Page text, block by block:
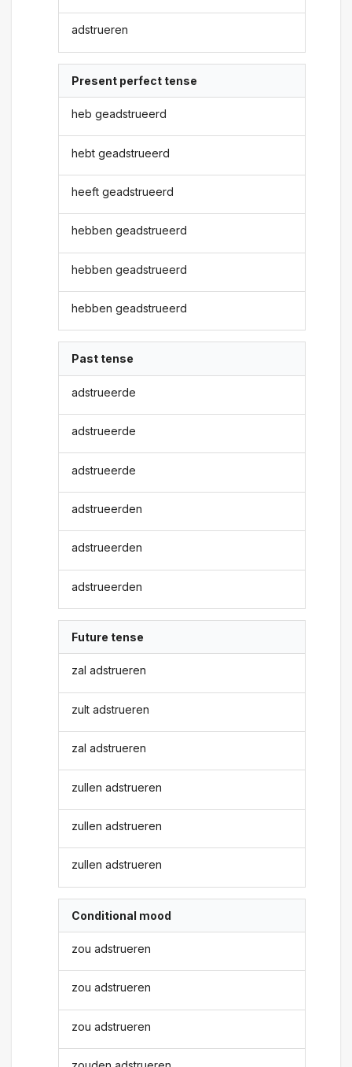
adstrueren
Present perfect tense
heb geadstrueerd
hebt geadstrueerd
heeft geadstrueerd
hebben geadstrueerd
hebben geadstrueerd
hebben geadstrueerd
Past tense
adstrueerde
adstrueerde
adstrueerde
adstrueerden
adstrueerden
adstrueerden
Future tense
zal adstrueren
zult adstrueren
zal adstrueren
zullen adstrueren
zullen adstrueren
zullen adstrueren
Conditional mood
zou adstrueren
zou adstrueren
zou adstrueren